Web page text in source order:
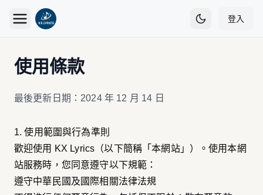
登入
使用條款
最後更新日期：2024 年 12 月 14 日
1. 使用範圍與行為準則
歡迎使用 KX Lyrics（以下簡稱「本網站」）。使用本網
站服務時，您同意遵守以下規範：
遵守中華民國及國際相關法律法規